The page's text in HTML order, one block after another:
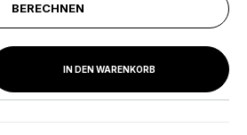
BERECHNEN
Gib den
IN DEN WARENKORB